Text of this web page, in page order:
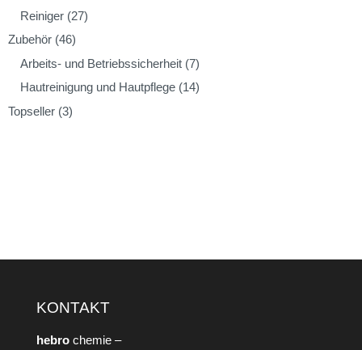
Reiniger (27)
Zubehör (46)
Arbeits- und Betriebssicherheit (7)
Hautreinigung und Hautpflege (14)
Topseller (3)
KONTAKT
hebro chemie –